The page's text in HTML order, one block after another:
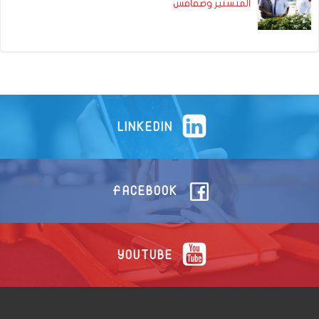
المنستير وصفاقس
LINKEDIN
FACEBOOK
YOUTUBE